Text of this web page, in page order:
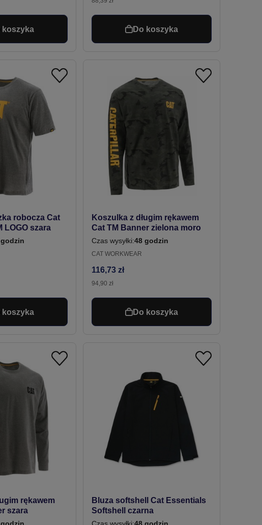
koszyka Do koszyka
robocza Cat
LOGO szara
koszyka
Koszulka z długim rękawem
Cat TM Banner zielona moro
Czas wysyłki:48 godzin
CAT WORKWEAR
116,73 zł
94,90 zł
Do koszyka
rękawem
szara
Bluza softshell Cat Essentials
Softshell czarna
Czas wysyłki:48 godzin